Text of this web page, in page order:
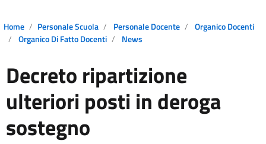
Home Personale Scuola Personale Docente
Organico Docenti
Organico Di Fatto Docenti
News
Decreto ripartizione
ulteriori posti in deroga
sostegno